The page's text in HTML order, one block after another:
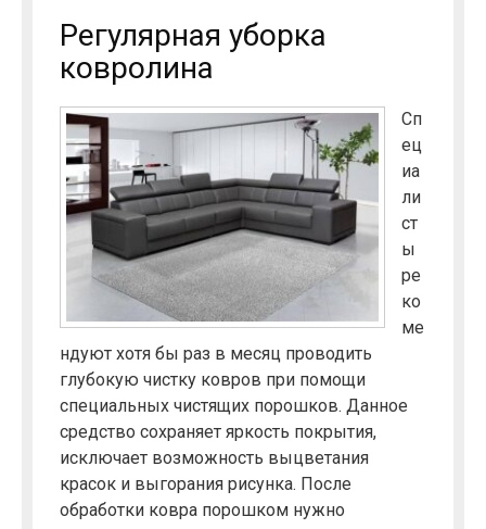
Регулярная уборка
ковролина
Сп
ец
иа
ли
ст
ы
ре
ко
ме
ндуют хотя бы раз в месяц проводить
глубокую чистку ковров при помощи
специальных чистящих порошков. Данное
средство сохраняет яркость покрытия,
исключает возможность выцветания
красок и выгорания рисунка. После
обработки ковра порошком нужно